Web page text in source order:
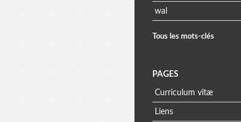
wal
Tous les mots-clés
PAGES
Curriculum vitæ
Liens